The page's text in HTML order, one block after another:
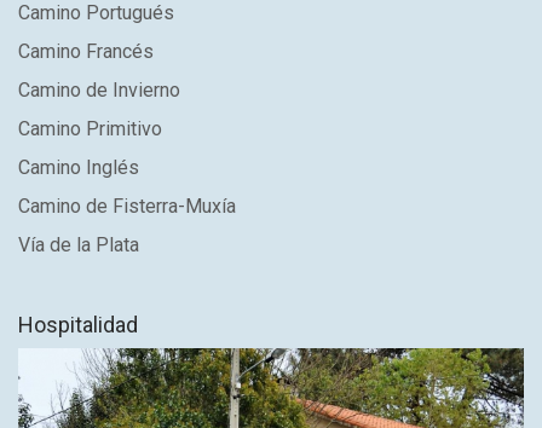
Camino Portugués
Camino Francés
Camino de Invierno
Camino Primitivo
Camino Inglés
Camino de Fisterra-Muxía
Vía de la Plata
Hospitalidad